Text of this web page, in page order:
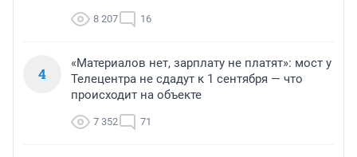
8 207 16
4
«Материалов нет, зарплату не платят»: мост у
Телецентра не сдадут к 1 сентября — что
происходит на объекте
7 352 71